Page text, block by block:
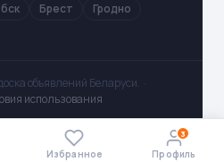
Избранное
3
Профиль
Брест
Гродно
объявлений Беларуси. ·
использования